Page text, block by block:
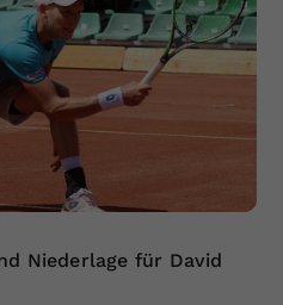
Niederlage für David